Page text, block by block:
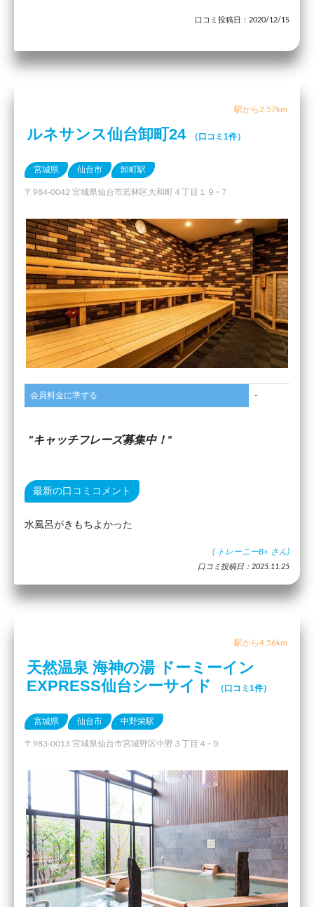
口コミ投稿日：2020/12/15
駅から2.57km
ルネサンス仙台卸町24 （口コミ1件）
宮城県 仙台市 卸町駅
〒984-0042 宮城県仙台市若林区大和町４丁目１９−７
会員料金に準ずる -
キャッチフレーズ募集中！
最新の口コミコメント
水風呂がきもちよかった
( トレーニーB+ さん)
口コミ投稿日：2025.11.25
駅から4.56km
天然温泉 海神の湯 ドーミーイン
EXPRESS仙台シーサイド
（口コミ1件）
宮城県 仙台市 中野栄駅
〒983-0013 宮城県仙台市宮城野区中野３丁目４−９